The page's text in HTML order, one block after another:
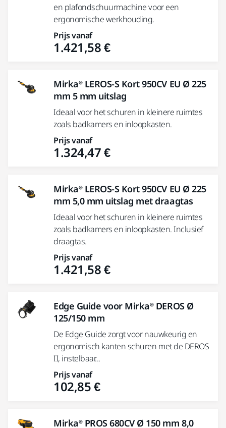
en plafondschuurmachine voor een
ergonomische werkhouding.
Prijs vanaf
1.421,58 €
Mirka® LEROS-S Kort 950CV EU Ø 225
mm 5 mm uitslag
Ideaal voor het schuren in kleinere ruimtes
zoals badkamers en inloopkasten.
Prijs vanaf
1.324,47 €
Mirka® LEROS-S Kort 950CV EU Ø 225
mm 5,0 mm uitslag met draagtas
Ideaal voor het schuren in kleinere ruimtes
zoals badkamers en inloopkasten. Inclusief
draagtas.
Prijs vanaf
1.421,58 €
Edge Guide voor Mirka® DEROS Ø
125/150 mm
De Edge Guide zorgt voor nauwkeurig en
ergonomisch kanten schuren met de DEROS
II, instelbaar...
Prijs vanaf
102,85 €
Mirka® PROS 680CV Ø 150 mm 8,0